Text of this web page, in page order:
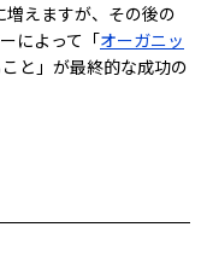
えますが、その後の
によって「オーガニッ
と」が最終的な成功の